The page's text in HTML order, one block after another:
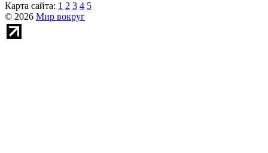
Карта сайта: 1 2 3 4 5
© 2026 Мир вокруг